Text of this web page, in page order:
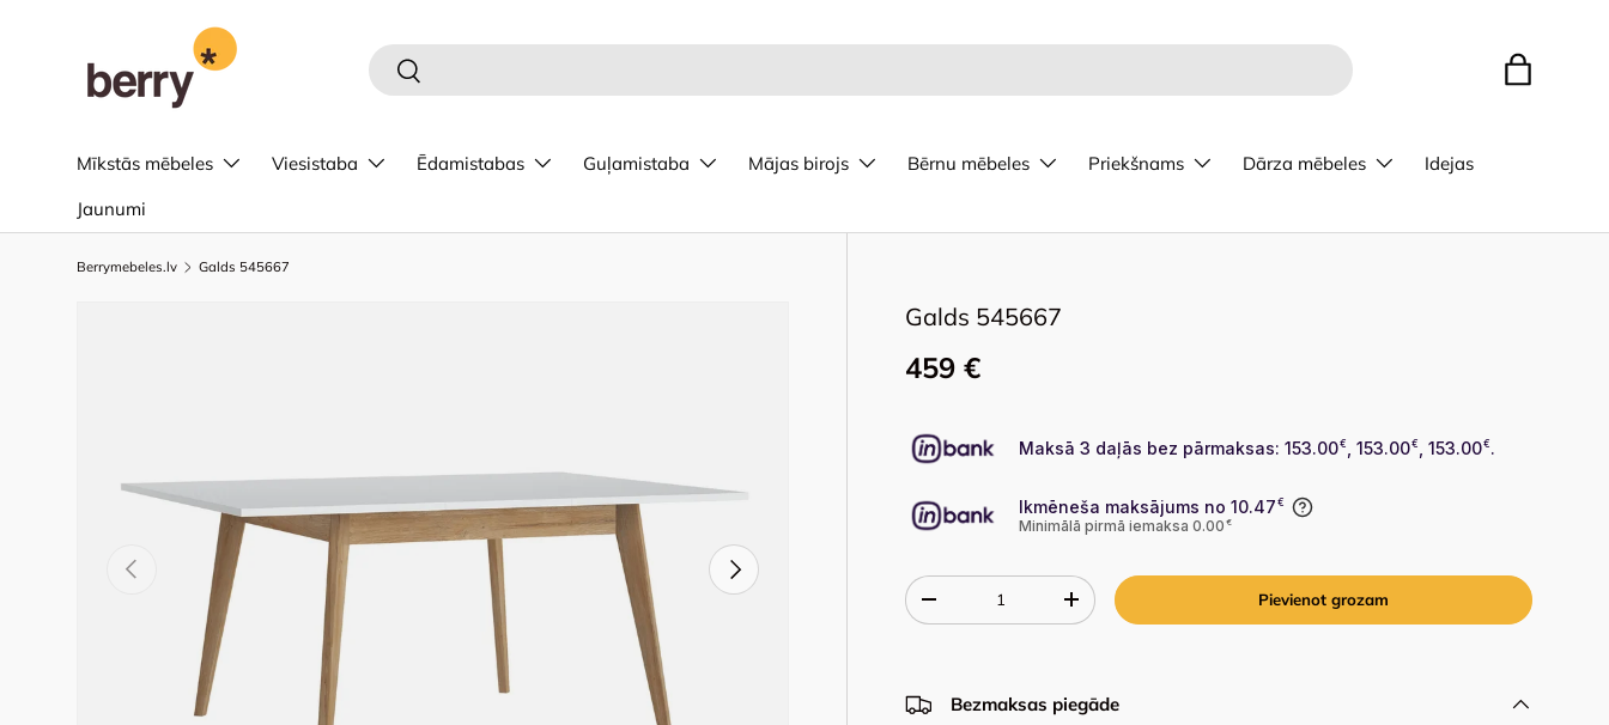
Pāriet uz saturu
Meklēt
Meklēt
Bag
Mīkstās mēbeles Viesistaba Ēdamistabas Guļamistaba Mājas birojs Bērnu mēbeles Priekšnams Dārza mēbeles
Idejas
Jaunumi
Berrymebeles.lv Galds 545667
Previous Next
Galds 545667
459 €
Maksā 3 daļās bez pārmaksas: 153.00€ , 153.00€ , 153.00€ .
Ikmēneša maksājums no 10.47 €
Minimālā pirmā iemaksa 0.00 €
Qty
-
+ Pievienot grozam
Bezmaksas piegāde